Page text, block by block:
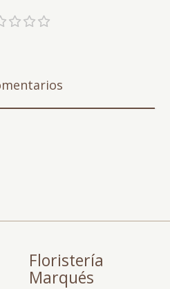
Floristería
Marqués